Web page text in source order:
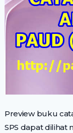
Preview buku
SPS dapat dilihat